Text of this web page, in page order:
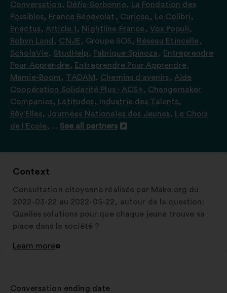
Conversation, Défis-Sorbonne,
La Fondation des
Possibles, France Bénévolat , Curiose , Le Colibri,
Enactus, Article 1, Nightline France , Vox Populi,
Robyn Land , CNJE, Groupe SOS, Réseau Etincelle ,
ScholaVie, StudHelp, Fabrique Spinoza , Entreprendre
Pour Apprendre, Entreprendre Pour Apprendre,
Mamie-Boom, TADAM , Chemins d'avenirs , Aide
Coopération Solidarité Plus - ACS+, Changemaker
Companies, Latitudes , Industrie des Talents,
Rêv'Elles, Journées Nationales des Jeunes,
Le Choix
de l'Ecole, ... See all partners
Open
Context
Consultation citoyenne réalisée par Make.org du
2022-03-22 au 2022-05-22, autour de la question:
Quelles solutions pour que chaque jeune trouve sa
place dans la société ?
Learn more
Open
new
Conversation ending date
: